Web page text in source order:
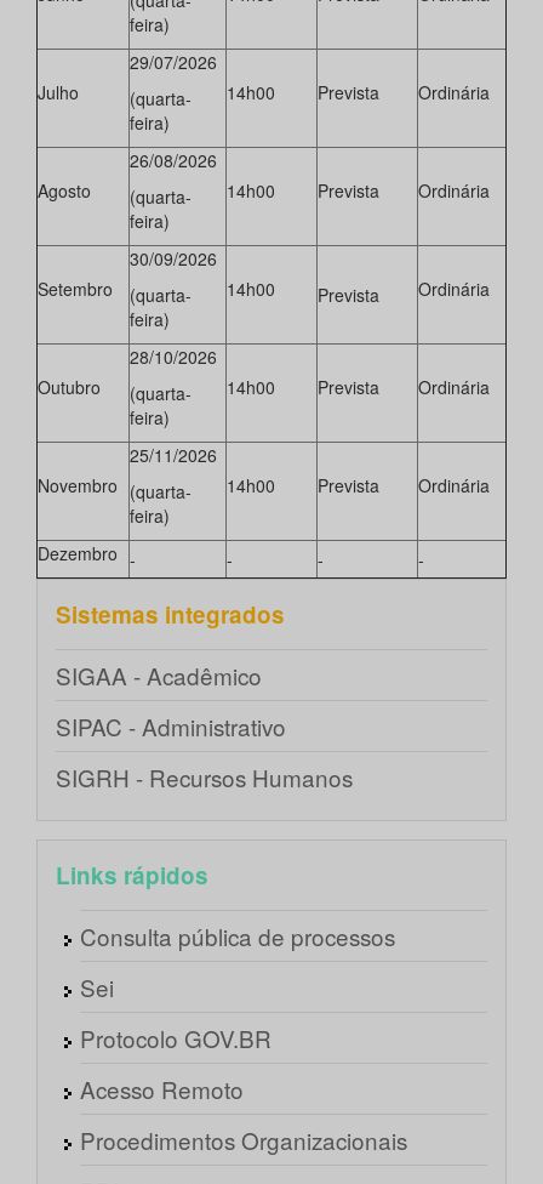
feira)
Julho
29/07/2026
(quarta-
feira)
14h00 Prevista Ordinária
Agosto
26/08/2026
(quarta-
feira)
14h00 Prevista Ordinária
Setembro
30/09/2026
(quarta-
feira)
14h00 Prevista Ordinária
Outubro
28/10/2026
(quarta-
feira)
14h00 Prevista Ordinária
Novembro
25/11/2026
(quarta-
feira)
14h00 Prevista Ordinária
Dezembro - - - -
Sistemas integrados
SIGAA - Acadêmico
SIPAC - Administrativo
SIGRH - Recursos Humanos
Links rápidos
Consulta pública de processos
Sei
Protocolo GOV.BR
Acesso Remoto
Procedimentos Organizacionais